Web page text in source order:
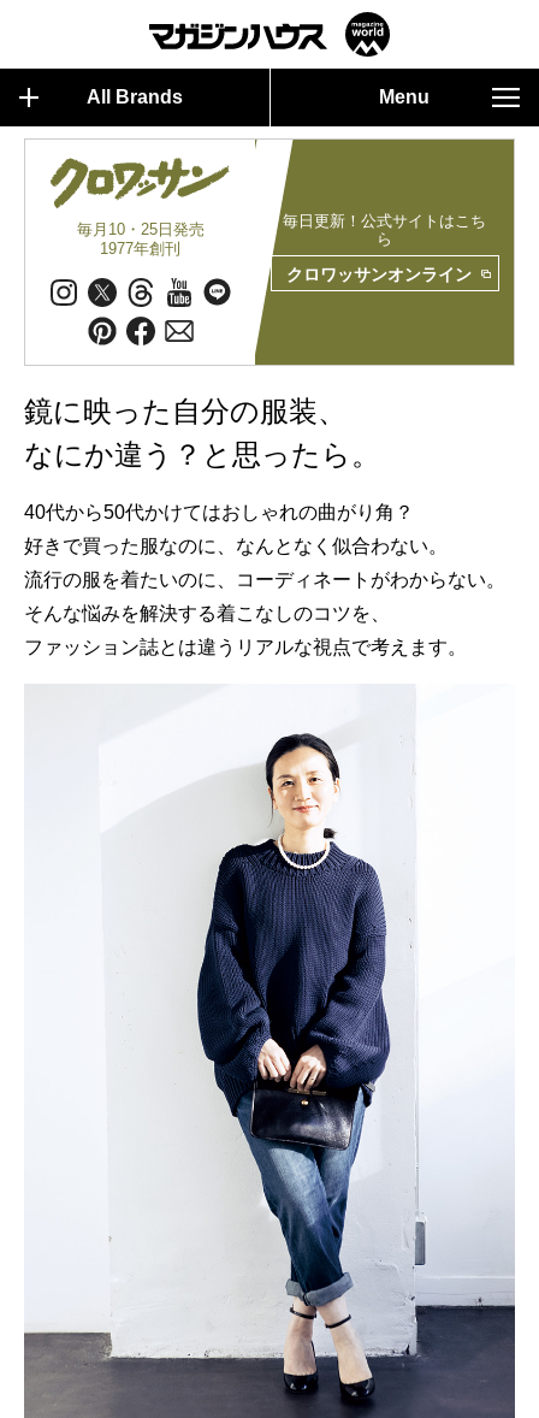
All Brands Menu
毎月10・25日発売
1977年創刊
毎日更新！公式サイトはこち
ら
クロワッサンオンライン
鏡に映った自分の服装、
なにか違う？と思ったら。
40代から50代かけてはおしゃれの曲がり角？
好きで買った服なのに、なんとなく似合わない。
流行の服を着たいのに、コーディネートがわからない。
そんな悩みを解決する着こなしのコツを、
ファッション誌とは違うリアルな視点で考えます。